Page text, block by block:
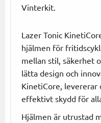
Vinterkit.
Lazer Tonic
hjälmen för
mellan stil, säkerhet
lätta design och
KinetiCore, levererar
effektivt skydd för
Hjälmen är utrustad